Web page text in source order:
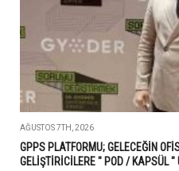
AĞUSTOS 7TH, 2026
GPPS PLATFORMU; GELECEĞİN
GELİŞTİRİCİLERE " POD / KAPSÜL "